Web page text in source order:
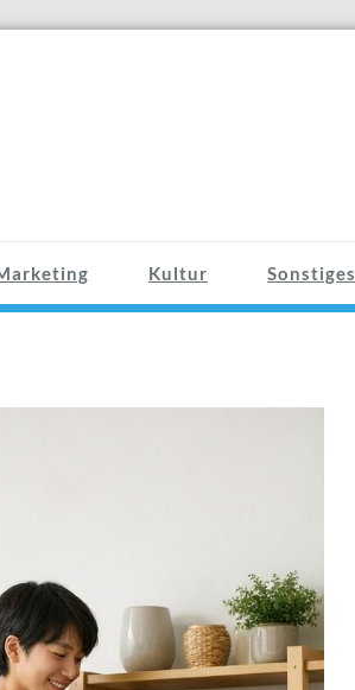
Kultur Sonstiges